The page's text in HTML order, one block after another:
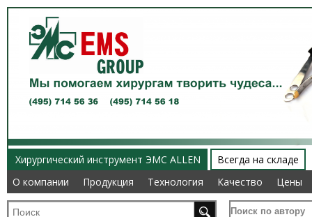
Хирургический инструмент ЭМС ALLEN
О компании
Продукция Технология Качество Цены
Всегда на складе
О компании
Продукция Технология Качество Цены
Поиск по автору